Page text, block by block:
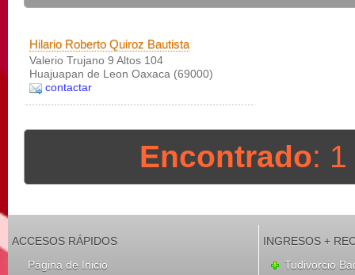
Hilario Roberto Quiroz Bautista
Valerio Trujano 9 Altos 104
Huajuapan de Leon Oaxaca (69000)
contactar
Encontrado:
ACCESOS RÁPIDOS
Página de Inicio
INGRESOS +
Tudivorcio